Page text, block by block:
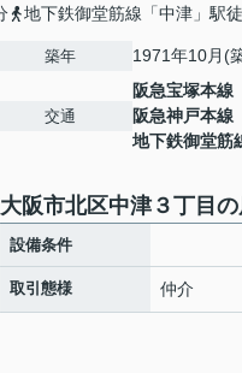
地下鉄御堂筋線「中津」駅
築年 1971年10月(
交通
阪急宝塚本線
阪急神戸本線
地下鉄御堂筋
大阪市北区中津３丁目
設備条件
取引態様 仲介